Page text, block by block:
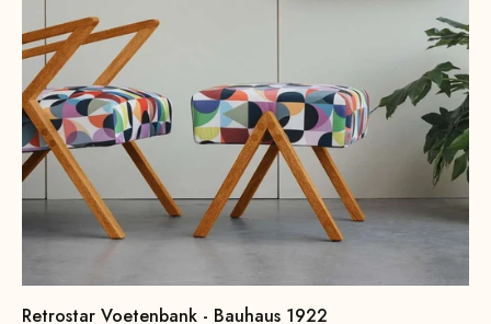
Retrostar Voetenbank - Bauhaus 1922